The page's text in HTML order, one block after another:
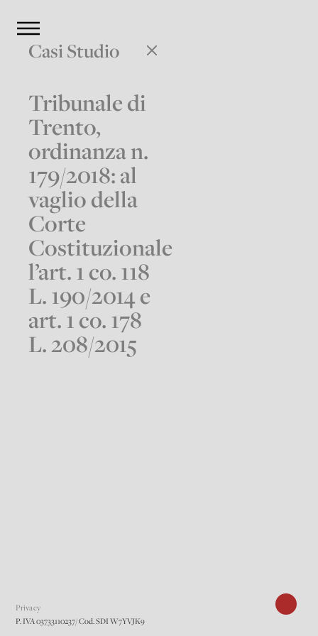
Privacy
P. IVA 03733110237/ Cod. SDI W7YVJK9
Casi Studio
Tribunale di
Trento,
ordinanza n.
179/2018: al
vaglio della
Corte
Costituzionale
l’art. 1 co. 118
L. 190/2014 e
art. 1 co. 178
L. 208/2015